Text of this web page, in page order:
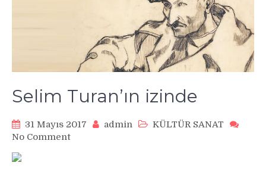
Selim Turan’ın izinde
31 Mayıs 2017 admin
KÜLTÜR SANAT
No Commenton